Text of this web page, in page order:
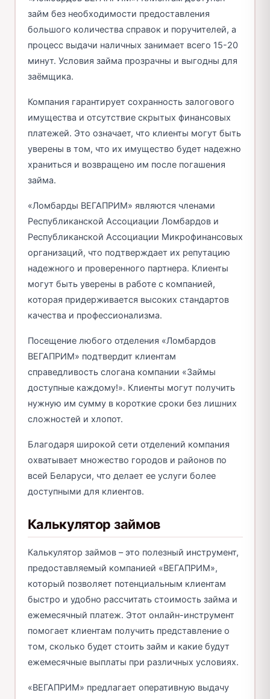
займ без необходимости предоставления
большого количества справок и поручителей, а
процесс выдачи наличных занимает всего 15-20
минут. Условия займа прозрачны и выгодны для
заёмщика.
Компания гарантирует сохранность залогового
имущества и отсутствие скрытых финансовых
платежей. Это означает, что клиенты могут быть
уверены в том, что их имущество будет надежно
храниться и возвращено им после погашения
займа.
«Ломбарды ВЕГАПРИМ» являются членами
Республиканской Ассоциации Ломбардов и
Республиканской Ассоциации Микрофинансовых
организаций, что подтверждает их репутацию
надежного и проверенного партнера. Клиенты
могут быть уверены в работе с компанией,
которая придерживается высоких стандартов
качества и профессионализма.
Посещение любого отделения «Ломбардов
ВЕГАПРИМ» подтвердит клиентам
справедливость слогана компании «Займы
доступные каждому!». Клиенты могут получить
нужную им сумму в короткие сроки без лишних
сложностей и хлопот.
Благодаря широкой сети отделений компания
охватывает множество городов и районов по
всей Беларуси, что делает ее услуги более
доступными для клиентов.
Калькулятор займов
Калькулятор займов – это полезный инструмент,
предоставляемый компанией «ВЕГАПРИМ»,
который позволяет потенциальным клиентам
быстро и удобно рассчитать стоимость займа и
ежемесячный платеж. Этот онлайн-инструмент
помогает клиентам получить представление о
том, сколько будет стоить займ и какие будут
ежемесячные выплаты при различных условиях.
«ВЕГАПРИМ» предлагает оперативную выдачу